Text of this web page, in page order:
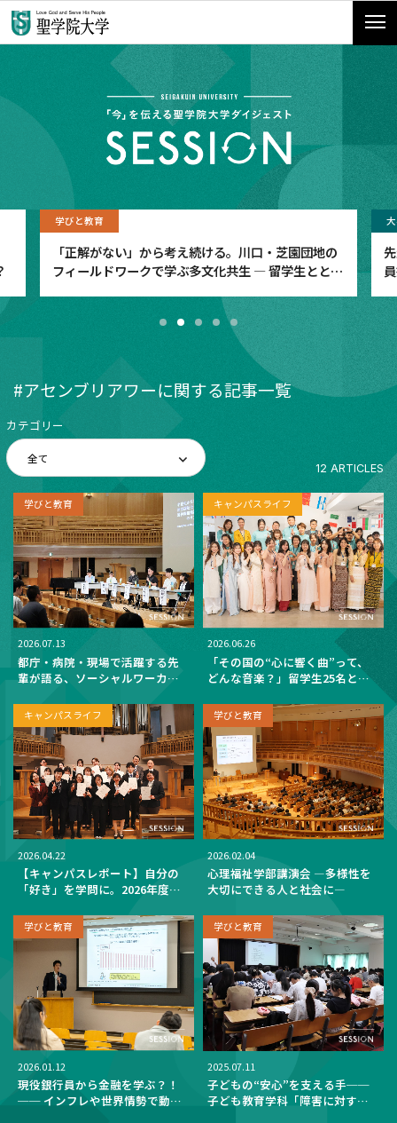
学びと教育
「正解がない」から考え続ける。川口・芝園団地の
フィールドワークで学ぶ多文化共生 ― 留学生ととも
#アセンブリアワーに関する記事一覧
12 ARTICLES
カテゴリー
学びと教育
2026.07.13
都庁・病院・現場で活躍する先
輩が語る、ソーシャルワーカー
ぶ社会福祉士・精神保健福祉士
のリアル
キャンパスライフ
2026.06.26
「その国の“心に響く曲”って、
どんな音楽？」留学生25名と楽
子を片手に、5か国の音楽を聴き
比べた90分
キャンパスライフ
2026.04.22
【キャンパスレポート】自分の
「好き」を学問に。2026年度ア
（学長講話、成績優秀者表彰）
学びと教育
2026.02.04
心理福祉学部講演会 ―多様性を
大切にできる人と社会に―
学びと教育
2026.01.12
現役銀行員から金融を学ぶ？！
── インフレや世界情勢で動く
学びと教育
2025.07.11
子どもの“安心”を支える手──
子ども教育学科「障害に対する